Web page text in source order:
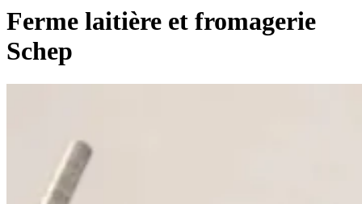
Ferme laitière et fromagerie
Schep